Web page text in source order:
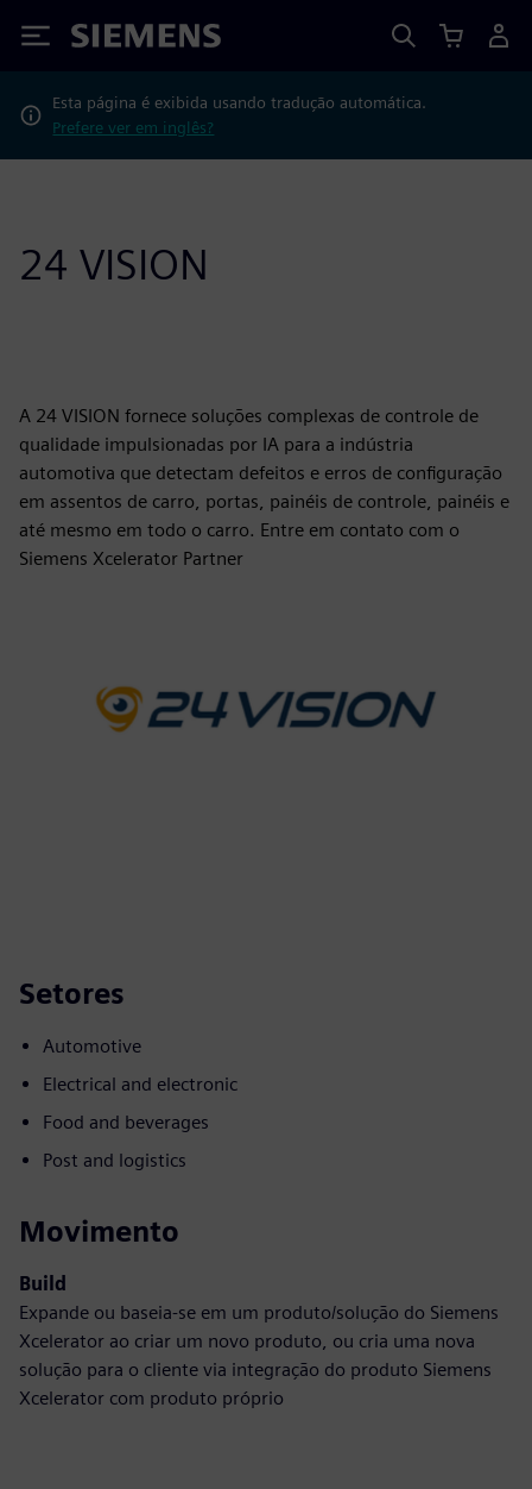
Siemens
Esta página é exibida usando tradução automática.
Prefere ver em inglês?
24 VISION
A 24 VISION fornece soluções complexas de controle de
qualidade impulsionadas por IA para a indústria
automotiva que detectam defeitos e erros de configuração
em assentos de carro, portas, painéis de controle, painéis e
até mesmo em todo o carro. Entre em contato com o
Siemens Xcelerator Partner
Setores
Automotive
Electrical and electronic
Food and beverages
Post and logistics
Movimento
Build
Expande ou baseia-se em um produto/solução do Siemens
Xcelerator ao criar um novo produto, ou cria uma nova
solução para o cliente via integração do produto Siemens
Xcelerator com produto próprio